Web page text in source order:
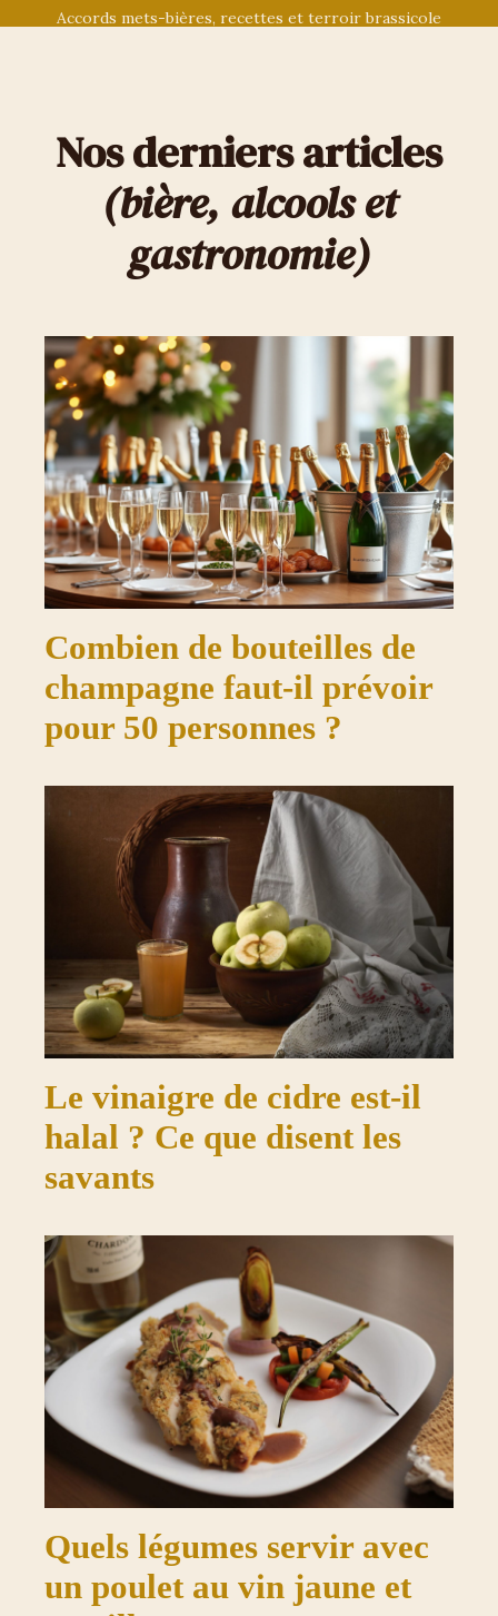
Accords mets-bières, recettes et terroir brassicole
Nos derniers articles
(bière, alcools et
gastronomie)
Combien de bouteilles de
champagne faut-il prévoir
pour 50 personnes ?
Le vinaigre de cidre est-il
halal ? Ce que disent les
savants
Quels légumes servir avec
un poulet au vin jaune et